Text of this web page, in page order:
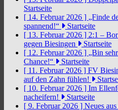
Startseite
[ 14. Februar 2026 ] „Finde
spannend!“
Startseite
[ 13. Februar 2026 ] 2:1 –
gegen Biesingen
Startseite
[ 12. Februar 2026 ] „Bin
Chance!“
Startseite
[ 11. Februar 2026 ] FV
auf den Zahn fühlen!
[ 10. Februar 2026 ] Im
nacheifern!
Startseite
[ 9. Februar 2026 ] Neues